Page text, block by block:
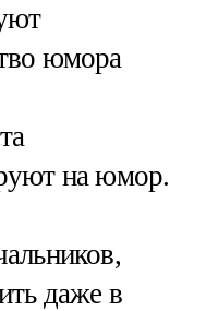
юмора
на юмор.
даже в